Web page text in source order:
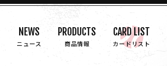
NEWS
ニュース
PRODUCTS
商品情報
CARD LIST
カードリスト